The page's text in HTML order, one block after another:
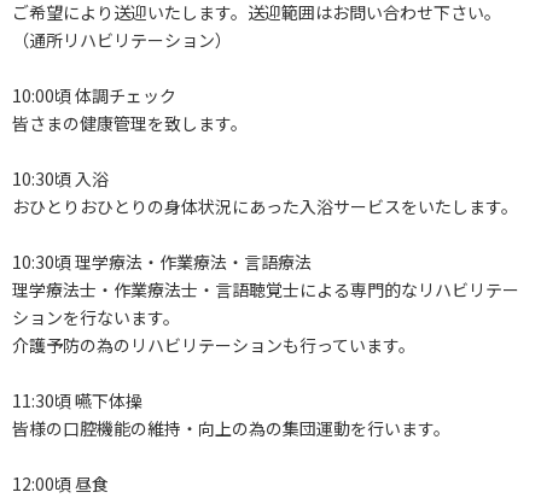
ご希望により送迎いたします。送迎範囲はお問い合わせ下さい。
（通所リハビリテーション）
10:00頃 体調チェック
皆さまの健康管理を致します。
10:30頃 入浴
おひとりおひとりの身体状況にあった入浴サービスをいたします。
10:30頃 理学療法・作業療法・言語療法
理学療法士・作業療法士・言語聴覚士による専門的なリハビリテー
ションを行ないます。
介護予防の為のリハビリテーションも行っています。
11:30頃 嚥下体操
皆様の口腔機能の維持・向上の為の集団運動を行います。
12:00頃 昼食